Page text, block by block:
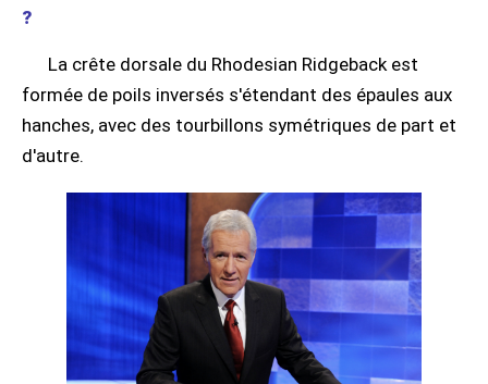
?
La crête dorsale du Rhodesian Ridgeback est
formée de poils inversés s'étendant des épaules aux
hanches, avec des tourbillons symétriques de part et
d'autre.